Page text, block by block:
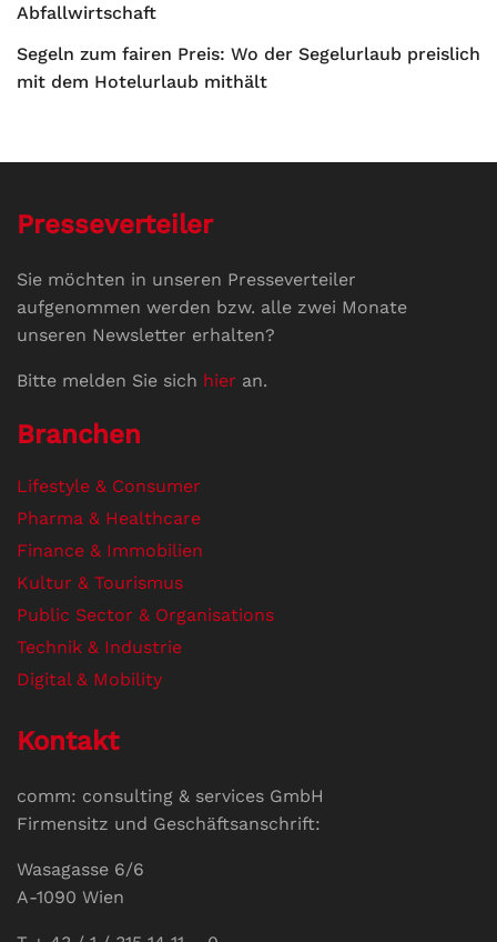
Abfallwirtschaft
Segeln zum fairen Preis: Wo der Segelurlaub preislich
mit dem Hotelurlaub mithält
Presseverteiler
Sie möchten in unseren Presseverteiler
aufgenommen werden bzw. alle zwei Monate
unseren Newsletter erhalten?
Bitte melden Sie sich hier an.
Branchen
Lifestyle & Consumer
Pharma & Healthcare
Finance & Immobilien
Kultur & Tourismus
Public Sector & Organisations
Technik & Industrie
Digital & Mobility
Kontakt
comm: consulting & services GmbH
Firmensitz und Geschäftsanschrift:
Wasagasse 6/6
A-1090 Wien